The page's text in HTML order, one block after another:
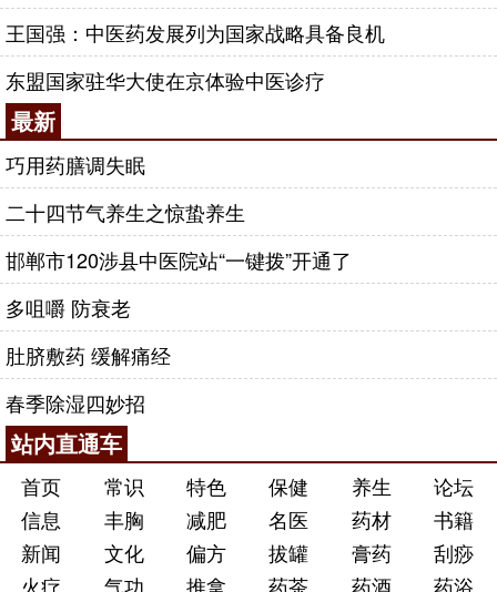
王国强：中医药发展列为国家战略具备良机
东盟国家驻华大使在京体验中医诊疗
最新
巧用药膳调失眠
二十四节气养生之惊蛰养生
邯郸市120涉县中医院站“一键拨”开通了
多咀嚼 防衰老
肚脐敷药 缓解痛经
春季除湿四妙招
站内直通车
首页 常识 特色 保健 养生
论坛
信息
丰胸 减肥 名医 药材
书籍
新闻
文化 偏方 拔罐 膏药
刮痧
火疗
气功 推拿 药茶 药酒 药浴